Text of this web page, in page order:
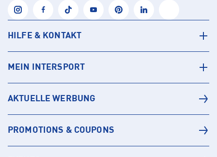
HILFE & KONTAKT
MEIN INTERSPORT
AKTUELLE WERBUNG
PROMOTIONS & COUPONS